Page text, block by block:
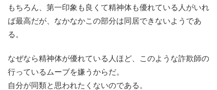
もちろん、第一印象も良くて精神体も優れている人がいれ
ば最高だが、なかなかこの部分は同居できないようであ
る。
なぜなら精神体が優れている人ほど、このような詐欺師の
行っているムーブを嫌うからだ。
自分が同類と思われたくないのである。